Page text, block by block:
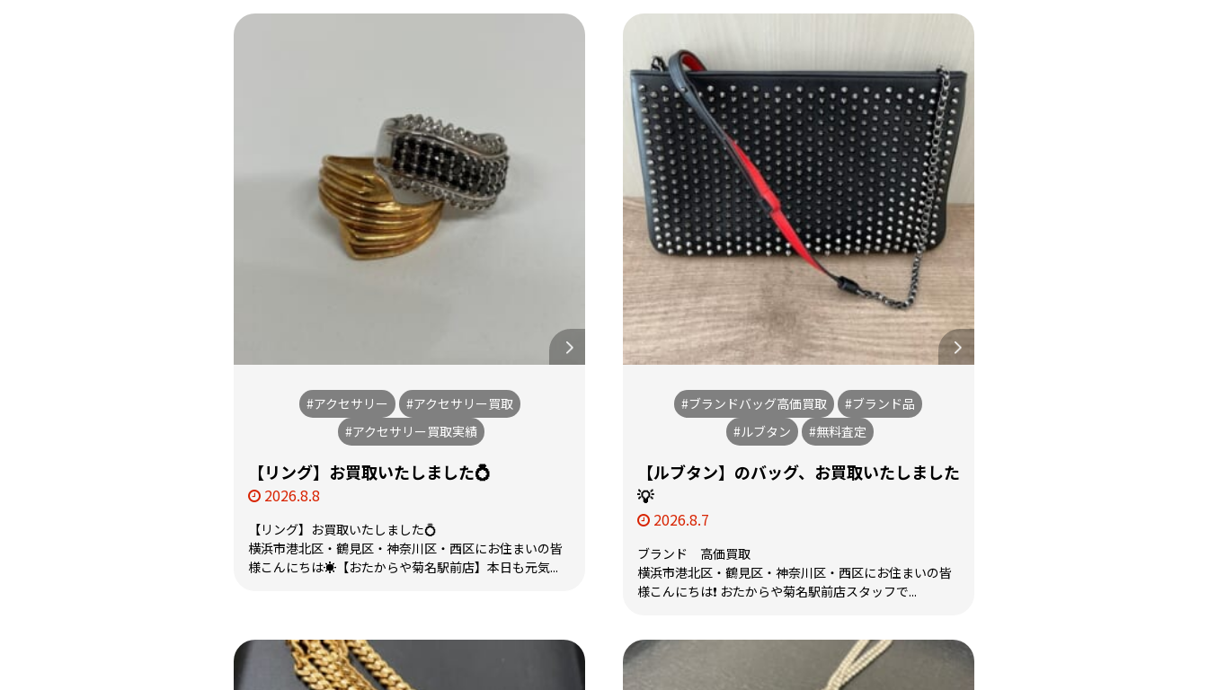
#アクセサリー
#アクセサリー買取
#アクセサリー買取実績
【リング】お買取いたしました💍
2026.8.8
【リング】お買取いたしました💍
横浜市港北区・鶴見区・神奈川区・西区にお住まいの皆
様こんにちは☀️【おたからや菊名駅前店】本日も元気...
#ブランドバッグ高価買取
#ブランド品
#ルブタン
#無料査定
【ルブタン】のバッグ、お買取いたしました
💡
2026.8.7
ブランド 高価買取
横浜市港北区・鶴見区・神奈川区・西区にお住まいの皆
様こんにちは❗️ おたからや菊名駅前店スタッフで...